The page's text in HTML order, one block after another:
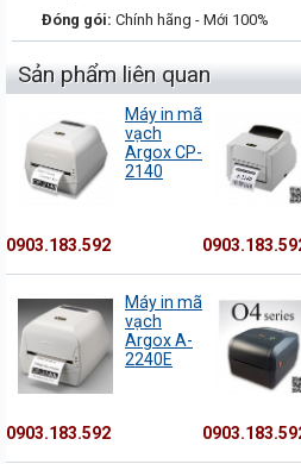
Đóng gói: Chính hãng - Mới 100%
Sản phẩm liên quan
Máy in mã
vạch
Argox CP-
2140
0903.183.592
Máy in mã
vạch
Argox A-
2240E
0903.183.592